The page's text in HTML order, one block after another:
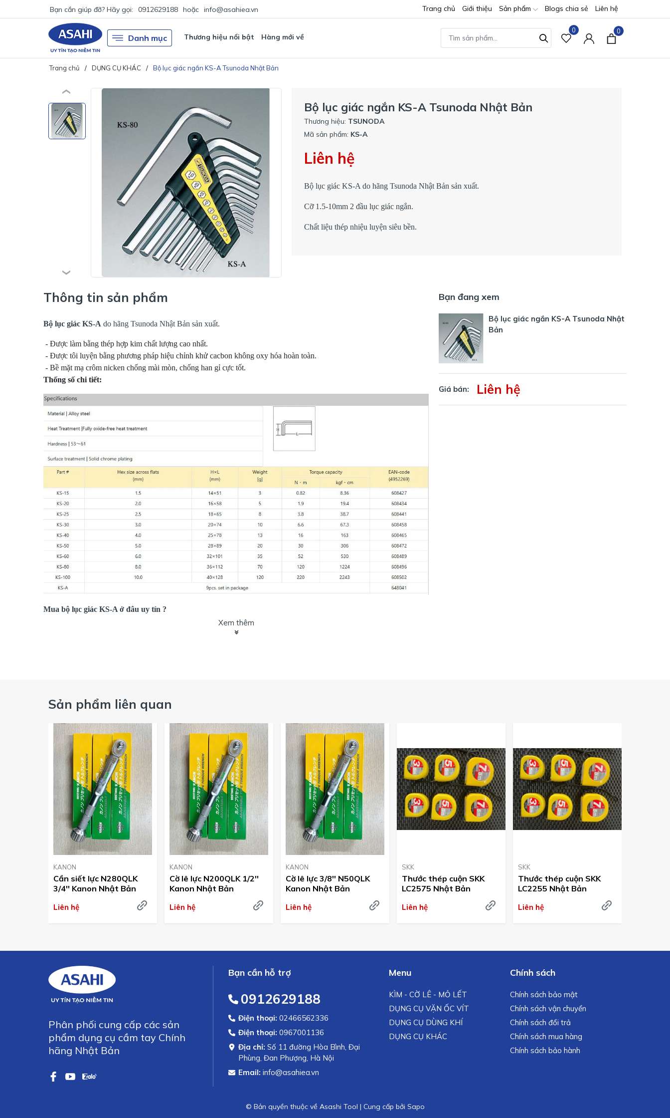
Bạn cần giúp đỡ? Hãy gọi: 0912629188 hoặc info@asahiea.vn Trang chủ Giới thiệu Sản phẩm Blogs chia sẻ Liên hệ
Danh mục Thương hiệu nổi bật Hàng mới về
0 0
Trang chủ DỤNG CỤ KHÁC Bộ lục giác ngắn KS-A Tsunoda Nhật Bản
Bộ lục giác ngắn KS-A Tsunoda Nhật Bản
Thương hiệu: TSUNODA
Mã sản phẩm: KS-A
Liên hệ
Bộ lục giác KS-A do hãng Tsunoda Nhật Bản sản xuất.
Cỡ 1.5-10mm 2 đầu lục giác ngắn.
Chất liệu thép nhiệu luyện siêu bền.
Thông tin sản phẩm
Bộ lục giác KS-A do hãng Tsunoda Nhật Bản sản xuất.
- Được làm bằng thép hợp kim chất lượng cao nhất.
- Được tôi luyện bằng phương pháp hiệu chỉnh khử cacbon không oxy hóa hoàn toàn.
Thống số chi tiết:
Mua bộ lục giác KS-A ở đâu uy tín ?
lục giác BL-A Tsunoda.
Xem thêm
Bạn đang xem
Bộ lục giác ngắn KS-A Tsunoda Nhật
Bản
Giá bán: Liên hệ
Sản phẩm liên quan
KANON
Cần siết lực N280QLK
3/4'' Kanon Nhật Bản
Liên hệ
KANON
Cờ lê lực N200QLK 1/2''
Kanon Nhật Bản
Liên hệ
KANON
Cờ lê lực 3/8'' N50QLK
Kanon Nhật Bản
Liên hệ
SKK
Thước thép cuộn SKK
LC2575 Nhật Bản
Liên hệ
SKK
Thước thép cuộn SKK
LC2255 Nhật Bản
Liên hệ
Phân phối cung cấp các sản
phẩm dụng cụ cầm tay Chính
hãng Nhật Bản
Bạn cần hỗ trợ
0912629188
Điện thoại: 02466562336
Điện thoại: 0967001136
Địa chỉ:Số 11 đường Hòa Bình, Đại
Phùng, Đan Phượng, Hà Nội
Email:info@asahiea.vn
Menu
KÌM - CỜ LÊ - MỎ LẾT
DỤNG CỤ VẶN ỐC VÍT
DỤNG CỤ DÙNG KHÍ
DỤNG CỤ KHÁC
Chính sách
Chính sách bảo mật
Chính sách vận chuyển
Chính sách đổi trả
Chính sách mua hàng
Chính sách bảo hành
© Bản quyền thuộc về Asashi Tool | Cung cấp bởi Sapo